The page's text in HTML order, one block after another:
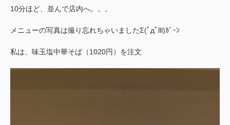
10分ほど、並んで店内へ。。。
メニューの写真は撮り忘れちゃいましたΣ(ﾟдﾟlll)ｶﾞｰﾝ
私は、味玉塩中華そば（1020円）を注文